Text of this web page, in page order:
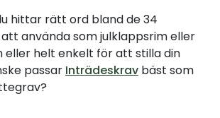
hittar rätt ord bland de 34
använda som julklappsrim eller
eller helt enkelt för att stilla din
passar Inträdeskrav bäst som